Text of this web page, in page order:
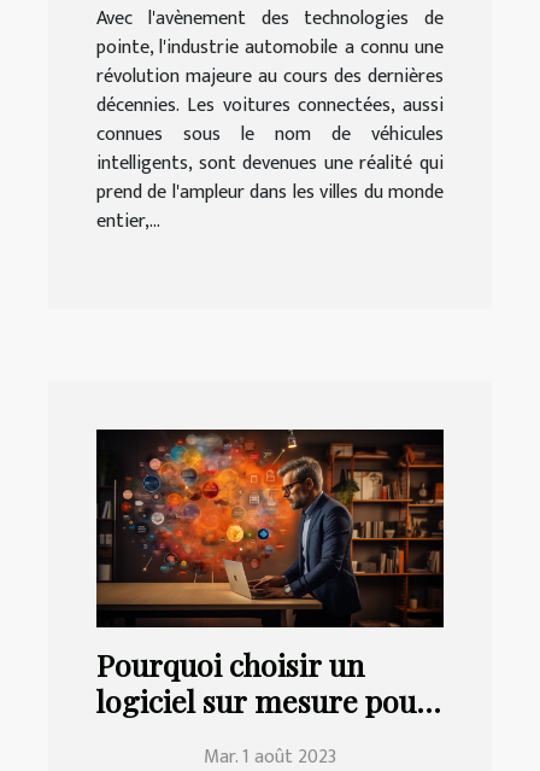
Avec l'avènement des technologies de
pointe, l'industrie automobile a connu une
révolution majeure au cours des dernières
décennies. Les voitures connectées, aussi
connues sous le nom de véhicules
intelligents, sont devenues une réalité qui
prend de l'ampleur dans les villes du monde
entier,...
Pourquoi choisir un
logiciel sur mesure pour
Mar. 1 août 2023